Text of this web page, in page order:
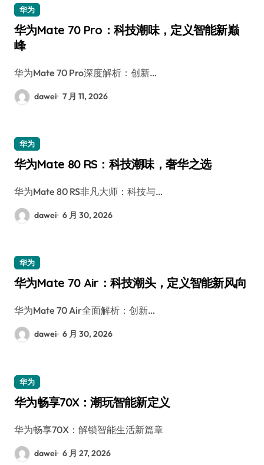
华为
华为Mate 70 Pro：科技潮味，定义智能新巅
峰
华为Mate 70 Pro深度解析：创新…
dawei 7 月 11, 2026
华为
华为Mate 80 RS：科技潮味，奢华之选
华为Mate 80 RS非凡大师：科技与…
dawei 6 月 30, 2026
华为
华为Mate 70 Air：科技潮头，定义智能新风向
华为Mate 70 Air全面解析：创新…
dawei 6 月 30, 2026
华为
华为畅享70X：潮玩智能新定义
华为畅享70X：解锁智能生活新篇章
dawei 6 月 27, 2026